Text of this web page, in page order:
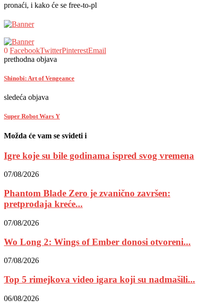
pronaći, i kako će se free-to-pl
0 FacebookTwitterPinterestEmail
prethodna objava
Shinobi: Art of Vengeance
sledeća objava
Super Robot Wars Y
Možda će vam se svideti i
Igre koje su bile godinama ispred svog vremena
07/08/2026
Phantom Blade Zero je zvanično završen:
pretprodaja kreće...
07/08/2026
Wo Long 2: Wings of Ember donosi otvoreni...
07/08/2026
Top 5 rimejkova video igara koji su nadmašili...
06/08/2026